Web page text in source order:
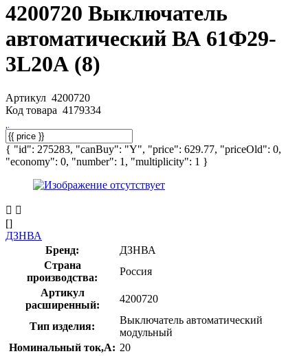
4200720 Выключатель
автоматический ВА 61Ф29-
3L20А (8)
Артикул 4200720
Код товара 4179334
{ "id": 275283, "canBuy": "Y", "price": 629.77, "priceOld": 0,
"economy": 0, "number": 1, "multiplicity": 1 }
[]
ДЗНВА
Бренд:
ДЗНВА
Страна
производства:
Россия
Артикул
расширенный:
4200720
Тип изделия:
Выключатель автоматический
модульный
Номинальный ток,А: 20